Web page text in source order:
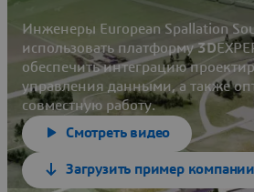
Инженеры European Spallation
использовать платформу3D
обеспечить интеграцию
управления данными, а также
совместную работу.
Смотреть видео
Загрузить пример компании